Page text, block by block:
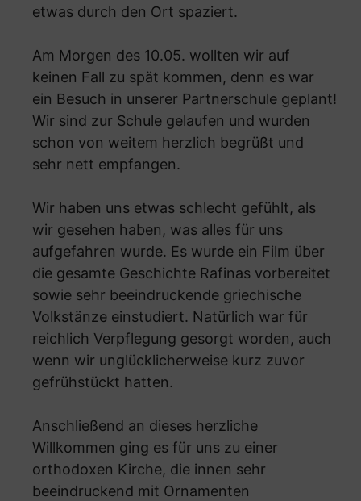
etwas durch den Ort spaziert.
Am Morgen des 10.05. wollten wir auf
keinen Fall zu spät kommen, denn es war
ein Besuch in unserer Partnerschule geplant!
Wir sind zur Schule gelaufen und wurden
schon von weitem herzlich begrüßt und
sehr nett empfangen.
Wir haben uns etwas schlecht gefühlt, als
wir gesehen haben, was alles für uns
aufgefahren wurde. Es wurde ein Film über
die gesamte Geschichte Rafinas vorbereitet
sowie sehr beeindruckende griechische
Volkstänze einstudiert. Natürlich war für
reichlich Verpflegung gesorgt worden, auch
wenn wir unglücklicherweise kurz zuvor
gefrühstückt hatten.
Anschließend an dieses herzliche
Willkommen ging es für uns zu einer
orthodoxen Kirche, die innen sehr
beeindruckend mit Ornamenten